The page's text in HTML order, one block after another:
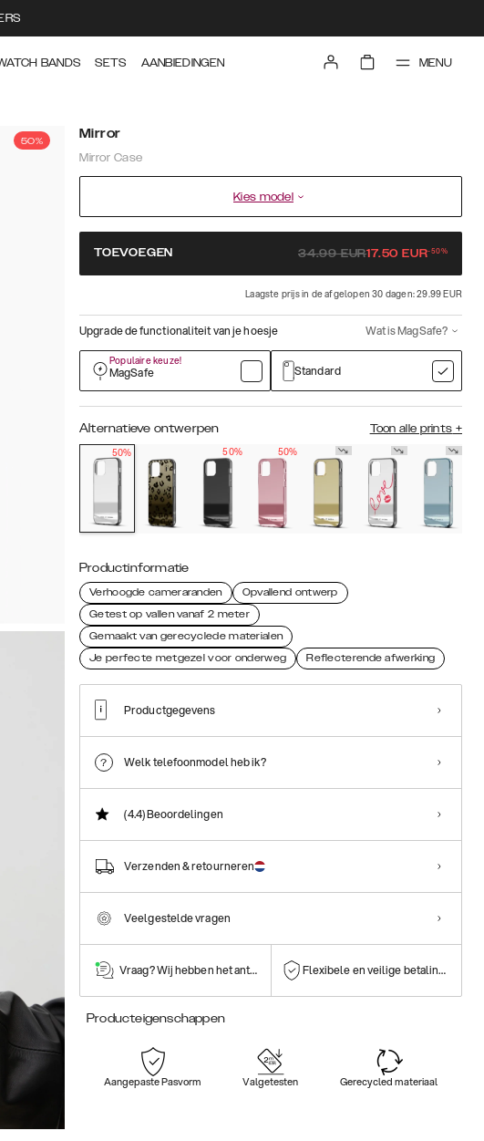
BANDS SETS AANBIEDINGEN MENU
50% Mirror
Mirror Case
Kies model
TOEVOEGEN 34.99EUR17.50 EUR-50%
Laagste prijs in de afgelopen 30 dagen: 29.99 EUR
Upgrade de functionaliteit van je hoesje Wat is MagSafe?
Populaire keuze!
MagSafe Standard
Alternatieve ontwerpen Toon alle prints +
50%
50% 50%
Productinformatie
Verhoogde cameraranden
Opvallend ontwerp
Getest op vallen vanaf 2 meter
Gemaakt van gerecyclede materialen
Je perfecte metgezel voor onderweg
Reflecterende afwerking
Productgegevens
Welk telefoonmodel heb ik?
(4.4)Beoordelingen
Verzenden & retourneren
Veelgestelde vragen
Vraag? Wij hebben het antwoord! Flexibele en veilige betalingen
Producteigenschappen
Aangepaste Pasvorm Valgetesten Gerecycled materiaal